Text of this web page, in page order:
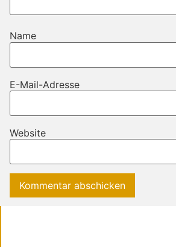
Name
E-Mail-Adresse
Website